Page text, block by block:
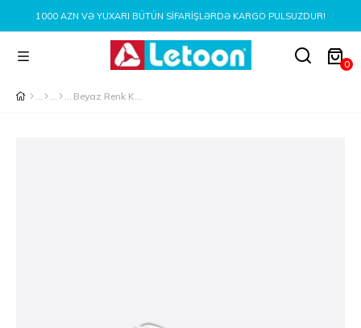
1000 AZN VƏ YUXARI BÜTÜN SIFARIŞLƏRDƏ KARGO PULSUZDUR!
0
Beyaz Renk Kadın Spor Ayakkabı BEYAZ